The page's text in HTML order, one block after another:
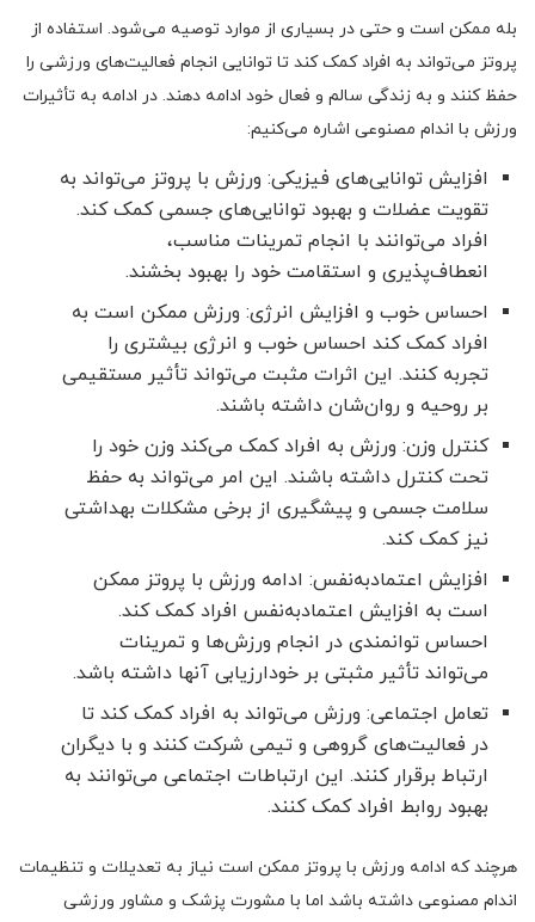
بله ممکن است و حتی در بسیاری از موارد توصیه می‌شود. استفاده از
پروتز می‌تواند به افراد کمک کند تا توانایی انجام فعالیت‌های ورزشی را
حفظ کنند و به زندگی سالم و فعال خود ادامه دهند. در ادامه به تأثیرات
ورزش با اندام مصنوعی اشاره می‌کنیم:
افزایش توانایی‌های فیزیکی: ورزش با پروتز می‌تواند به
تقویت عضلات و بهبود توانایی‌های جسمی کمک کند.
افراد می‌توانند با انجام تمرینات مناسب،
انعطاف‌پذیری و استقامت خود را بهبود بخشند.
احساس خوب و افزایش انرژی: ورزش ممکن است به
افراد کمک کند احساس خوب و انرژی بیشتری را
تجربه کنند. این اثرات مثبت می‌تواند تأثیر مستقیمی
بر روحیه و روان‌شان داشته باشند.
کنترل وزن: ورزش به افراد کمک می‌کند وزن خود را
تحت کنترل داشته باشند. این امر می‌تواند به حفظ
سلامت جسمی و پیشگیری از برخی مشکلات بهداشتی
نیز کمک کند.
افزایش اعتمادبه‌نفس: ادامه ورزش با پروتز ممکن
است به افزایش اعتمادبه‌نفس افراد کمک کند.
احساس توانمندی در انجام ورزش‌ها و تمرینات
می‌تواند تأثیر مثبتی بر خودارزیابی آنها داشته باشد.
تعامل اجتماعی: ورزش می‌تواند به افراد کمک کند تا
در فعالیت‌های گروهی و تیمی شرکت کنند و با دیگران
ارتباط برقرار کنند. این ارتباطات اجتماعی می‌توانند به
بهبود روابط افراد کمک کنند.
هرچند که ادامه ورزش با پروتز ممکن است نیاز به تعدیلات و تنظیمات
اندام مصنوعی داشته باشد اما با مشورت پزشک و مشاور ورزشی